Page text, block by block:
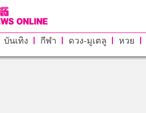
บันเทิง กีฬา ดวง-มูเตลู หวย